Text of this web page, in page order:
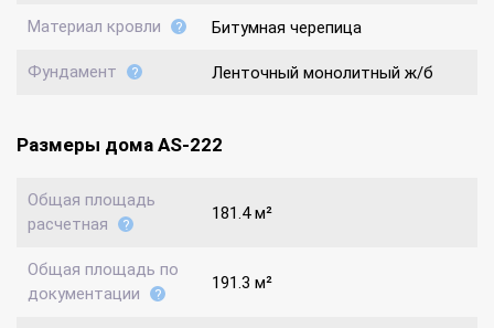
Материал кровли Битумная черепица
Фундамент Ленточный монолитный ж/б
Размеры дома AS-222
Общая площадь
расчетная
181.4 м²
Общая площадь по
документации
191.3 м²